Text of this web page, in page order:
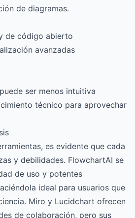
de diagramas.
de código abierto
avanzadas
ser menos intuitiva
técnico para aprovechar
es evidente que cada
y debilidades. FlowchartAI se
de uso y potentes
ideal para usuarios que
Miro y Lucidchart ofrecen
de colaboración, pero sus